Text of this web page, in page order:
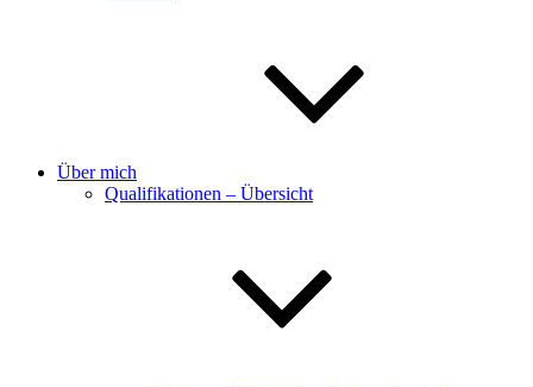
Über mich
Qualifikationen – Übersicht